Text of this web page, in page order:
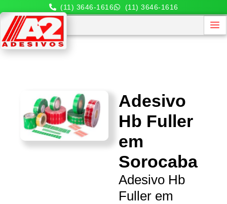
(11) 3646-1616 (11) 3646-1616
Adesivo
Hb Fuller
em
Sorocaba
Adesivo Hb
Fuller em